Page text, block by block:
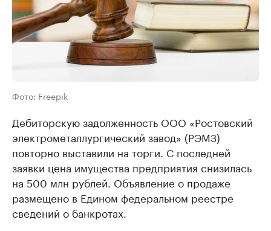
Фото: Freepik
Дебиторскую задолженность ООО «Ростовский
электрометаллургический завод» (РЭМЗ)
повторно выставили на торги. С последней
заявки цена имущества предприятия снизилась
на 500 млн рублей. Объявление о продаже
размещено в Едином федеральном реестре
сведений о банкротах.